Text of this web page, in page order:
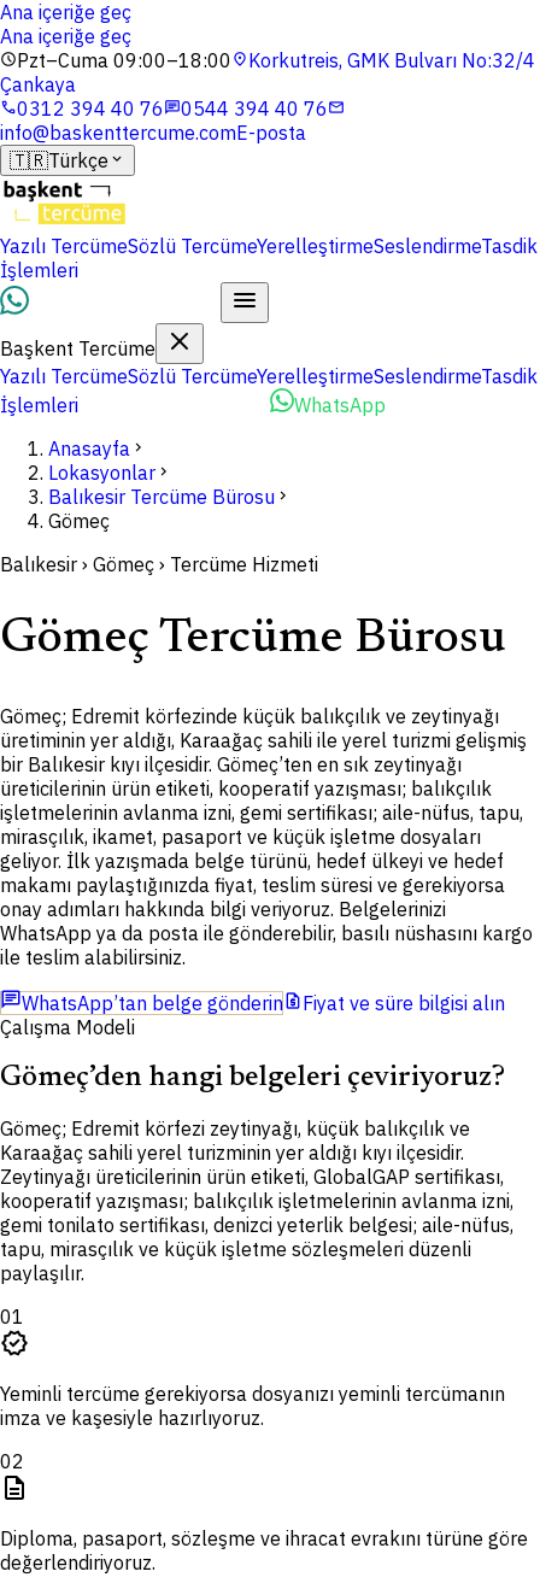
Ana içeriğe geç
Ana içeriğe geç
schedulePzt–Cuma 09:00–18:00 location_onKorkutreis, GMK Bulvarı No:32/4
Çankaya
phone0312 394 40 76chat0544 394 40 76mail
info@baskenttercume.comE-posta
🇹🇷Türkçe expand_more
Yazılı TercümeSözlü TercümeYerelleştirmeSeslendirmeTasdik
İşlemleri
Başkent Tercüme
Yazılı TercümeSözlü TercümeYerelleştirmeSeslendirmeTasdik
İşlemleri
WhatsApp
Anasayfa chevron_right
Lokasyonlar chevron_right
Balıkesir Tercüme Bürosu chevron_right
Gömeç
Balıkesir › Gömeç › Tercüme Hizmeti
Gömeç Tercüme Bürosu
Gömeç; Edremit körfezinde küçük balıkçılık ve zeytinyağı
üretiminin yer aldığı, Karaağaç sahili ile yerel turizmi gelişmiş
bir Balıkesir kıyı ilçesidir. Gömeç’ten en sık zeytinyağı
üreticilerinin ürün etiketi, kooperatif yazışması; balıkçılık
işletmelerinin avlanma izni, gemi sertifikası; aile-nüfus, tapu,
mirasçılık, ikamet, pasaport ve küçük işletme dosyaları
geliyor. İlk yazışmada belge türünü, hedef ülkeyi ve hedef
makamı paylaştığınızda fiyat, teslim süresi ve gerekiyorsa
onay adımları hakkında bilgi veriyoruz. Belgelerinizi
WhatsApp ya da posta ile gönderebilir, basılı nüshasını kargo
ile teslim alabilirsiniz.
chatWhatsApp’tan belge gönderinrequest_quoteFiyat ve süre bilgisi alın
Çalışma Modeli
Gömeç’den hangi belgeleri çeviriyoruz?
Gömeç; Edremit körfezi zeytinyağı, küçük balıkçılık ve
Karaağaç sahili yerel turizminin yer aldığı kıyı ilçesidir.
Zeytinyağı üreticilerinin ürün etiketi, GlobalGAP sertifikası,
kooperatif yazışması; balıkçılık işletmelerinin avlanma izni,
gemi tonilato sertifikası, denizci yeterlik belgesi; aile-nüfus,
tapu, mirasçılık ve küçük işletme sözleşmeleri düzenli
paylaşılır.
01
verified
Yeminli tercüme gerekiyorsa dosyanızı yeminli tercümanın
imza ve kaşesiyle hazırlıyoruz.
02
description
Diploma, pasaport, sözleşme ve ihracat evrakını türüne göre
değerlendiriyoruz.